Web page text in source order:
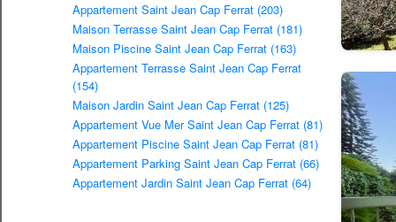
Appartement Saint Jean Cap Ferrat (203)
Maison Terrasse Saint Jean Cap Ferrat (181)
Maison Piscine Saint Jean Cap Ferrat (163)
Appartement Terrasse Saint Jean Cap Ferrat
(154)
Maison Jardin Saint Jean Cap Ferrat (125)
Appartement Vue Mer Saint Jean Cap Ferrat (81)
Appartement Piscine Saint Jean Cap Ferrat (81)
Appartement Parking Saint Jean Cap Ferrat (66)
Appartement Jardin Saint Jean Cap Ferrat (64)